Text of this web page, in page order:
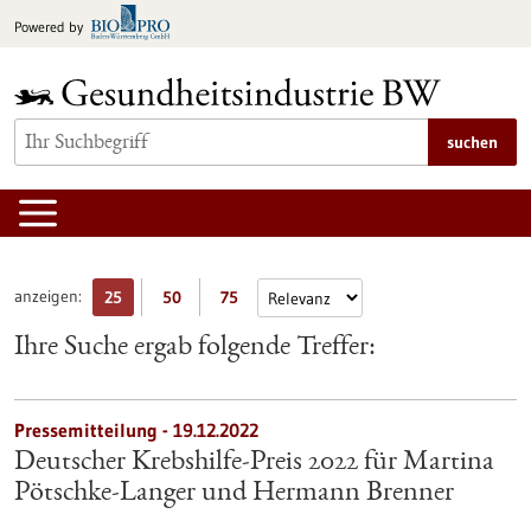
Inhalt
Powered by
suchen
anzeigen: 25 50 75
Ihre Suche ergab folgende Treffer:
Pressemitteilung - 19.12.2022
Deutscher Krebshilfe-Preis 2022 für Martina
Pötschke-Langer und Hermann Brenner